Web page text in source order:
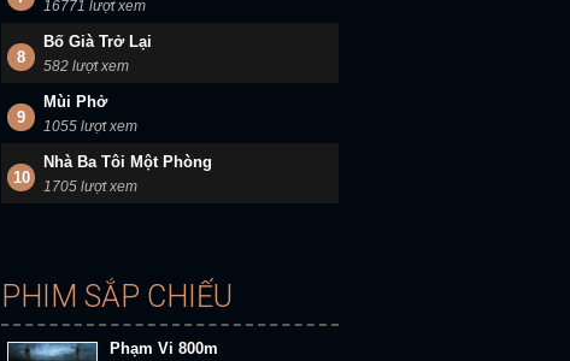
16771 lượt xem
8
Bố Già Trở Lại
582 lượt xem
9
Mùi Phở
1055 lượt xem
10
Nhà Ba Tôi Một Phòng
1705 lượt xem
PHIM SẮP CHIẾU
Phạm Vi 800m